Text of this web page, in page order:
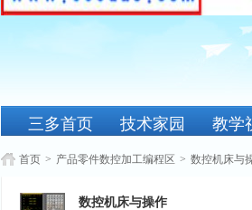
三多首页 技术家园 教学
首页 > 产品零件数控加工编程区 > 数控机床与
数控机床与操作